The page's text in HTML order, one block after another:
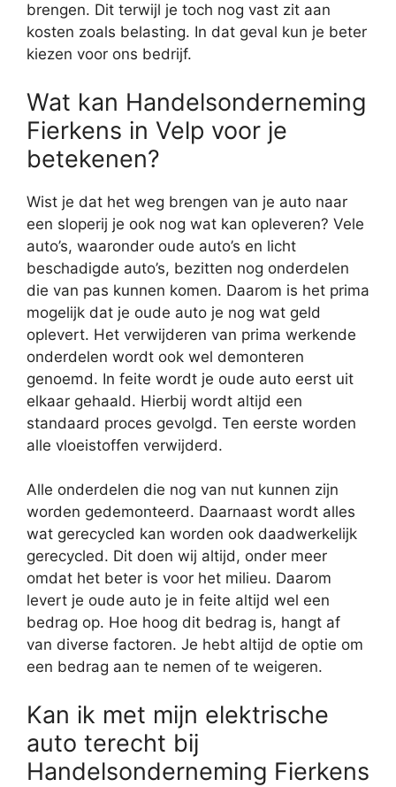
brengen. Dit terwijl je toch nog vast zit aan
kosten zoals belasting. In dat geval kun je beter
kiezen voor ons bedrijf.
Wat kan Handelsonderneming
Fierkens in Velp voor je
betekenen?
Wist je dat het weg brengen van je auto naar
een sloperij je ook nog wat kan opleveren? Vele
auto’s, waaronder oude auto’s en licht
beschadigde auto’s, bezitten nog onderdelen
die van pas kunnen komen. Daarom is het prima
mogelijk dat je oude auto je nog wat geld
oplevert. Het verwijderen van prima werkende
onderdelen wordt ook wel demonteren
genoemd. In feite wordt je oude auto eerst uit
elkaar gehaald. Hierbij wordt altijd een
standaard proces gevolgd. Ten eerste worden
alle vloeistoffen verwijderd.
Alle onderdelen die nog van nut kunnen zijn
worden gedemonteerd. Daarnaast wordt alles
wat gerecycled kan worden ook daadwerkelijk
gerecycled. Dit doen wij altijd, onder meer
omdat het beter is voor het milieu. Daarom
levert je oude auto je in feite altijd wel een
bedrag op. Hoe hoog dit bedrag is, hangt af
van diverse factoren. Je hebt altijd de optie om
een bedrag aan te nemen of te weigeren.
Kan ik met mijn elektrische
auto terecht bij
Handelsonderneming Fierkens